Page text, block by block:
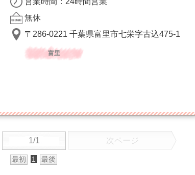
無休
〒286-0221 千葉県富里市七栄字古込475-1
富里
1/1 次ページ
最初 1 最後